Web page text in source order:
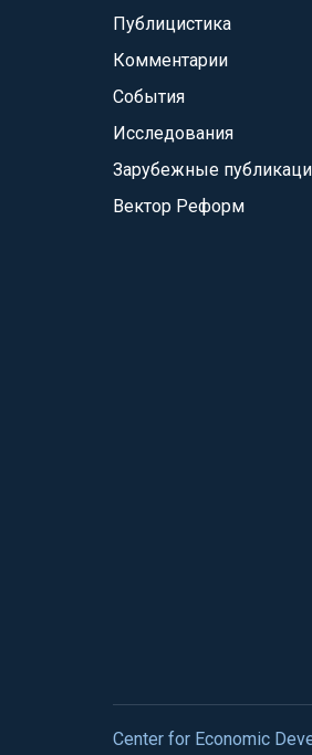
Публицистика
Комментарии
События
Исследования
Зарубежные
Вектор Реформ
Center for Economic